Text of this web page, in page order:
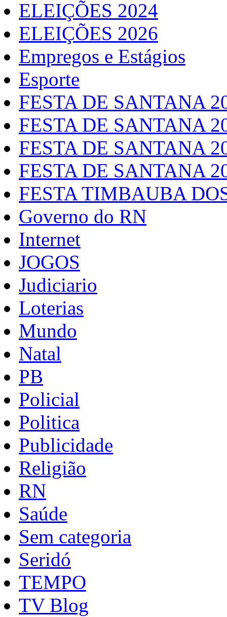
ELEIÇÕES 2024
ELEIÇÕES 2026
Empregos e Estágios
Esporte
FESTA DE SANTANA
FESTA DE SANTANA
FESTA DE SANTANA
FESTA DE SANTANA
FESTA TIMBAUBA
Governo do RN
Internet
JOGOS
Judiciario
Loterias
Mundo
Natal
PB
Policial
Politica
Publicidade
Religião
RN
Saúde
Sem categoria
Seridó
TEMPO
TV Blog